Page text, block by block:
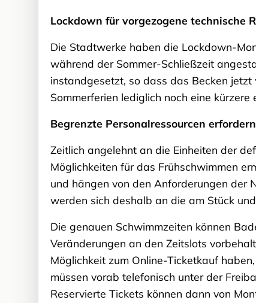
Lockdown für vorgezogene technische
Die Stadtwerke haben die Lockdown-
während der Sommer-Schließzeit
instandgesetzt, so dass das Becken
Sommerferien lediglich noch eine
Begrenzte Personalressourcen
Zeitlich angelehnt an die Einheiten der
Möglichkeiten für das Frühschwimmen
und hängen von den Anforderungen der
werden sich deshalb an die am Stück
Die genauen Schwimmzeiten können
Veränderungen an den Zeitslots
Möglichkeit zum Online-Ticketkauf
müssen vorab telefonisch unter der
Reservierte Tickets können dann von